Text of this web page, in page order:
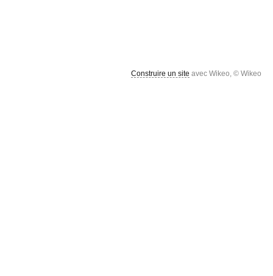
Construire un site avec Wikeo, © Wikeo